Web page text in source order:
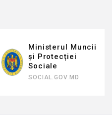
Ministerul Muncii
și Protecției
Sociale
SOCIAL.GOV.MD